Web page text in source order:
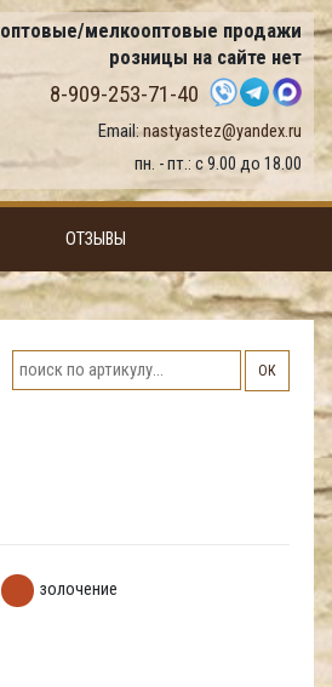
оптовые/мелкооптовые продажи
розницы на сайте нет
8-909-253-71-40
Email:nastyastez@yandex.ru
пн. - пт.: с 9.00 до 18.00
ОТЗЫВЫ
ОК
золочение